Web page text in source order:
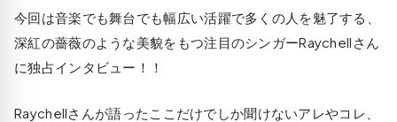
今回は音楽でも舞台でも幅広い活躍で多くの人を魅了する、
深紅の薔薇のような美貌をもつ注目のシンガーRaychellさん
に独占インタビュー！！
Raychellさんが語ったここだけでしか聞けないアレやコレ、